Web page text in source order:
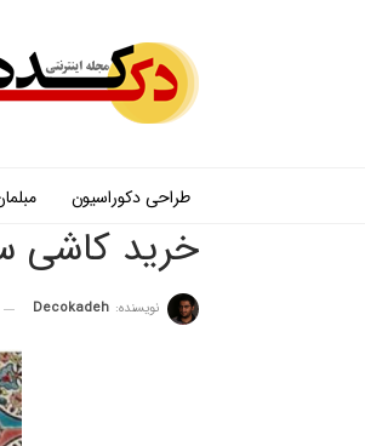
طراحی دکوراسیون
خرید کاشی
نویسنده: Decokadeh